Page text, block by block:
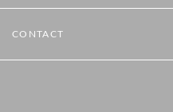
CONTACT